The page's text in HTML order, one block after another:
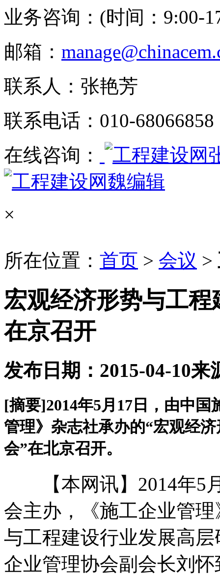
业务咨询：(时间：9:00-
邮箱：
联系人：张艳芳
联系电话：010-68066858
在线咨询：
魏编辑
×
所在位置： 首页 > 会议 >
宏观经济形势与工
在京召开
发布日期：2015-04-10来
[摘要]2014年5月17日，由中
管理》杂志社承办的“宏观经
会”在北京召开。
【本网讯】2014年5月
会主办，《施工企业管
与工程建设行业发展高
企业管理协会副会长刘